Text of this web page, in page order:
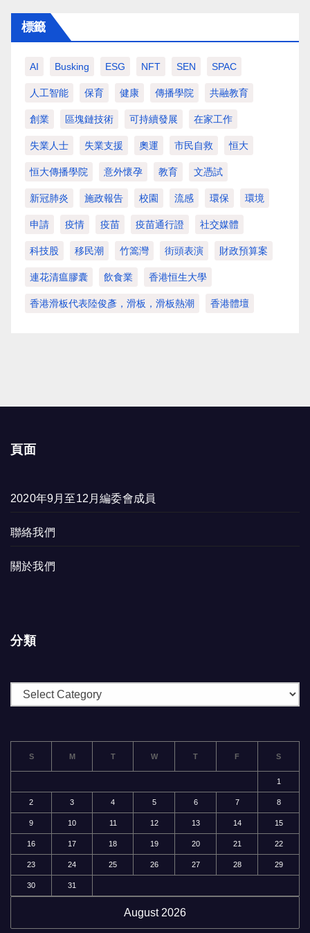
標籤
AI Busking ESG NFT SEN SPAC
人工智能 保育 健康 傳播學院 共融教育
創業 區塊鏈技術 可持續發展 在家工作
失業人士 失業支援 奧運 市民自救 恒大
恒大傳播學院 意外懷孕 教育 文憑試
新冠肺炎 施政報告 校園 流感 環保 環境
申請 疫情 疫苗 疫苗通行證 社交媒體
科技股 移民潮 竹篙灣 街頭表演 財政預算案
連花清瘟膠囊 飲食業 香港恒生大學
香港滑板代表陸俊彥，滑板，滑板熱潮 香港體壇
頁面
2020年9月至12月編委會成員
聯絡我們
關於我們
分類
August 2026
S M T W T F S
1
2 3 4 5 6 7 8
9 10 11 12 13 14 15
16 17 18 19 20 21 22
23 24 25 26 27 28 29
30 31